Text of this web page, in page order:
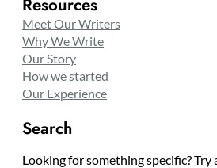
Meet Our Writers
Why We Write
Our Story
How we started
Our Experience
Search
Looking for something specific? Try